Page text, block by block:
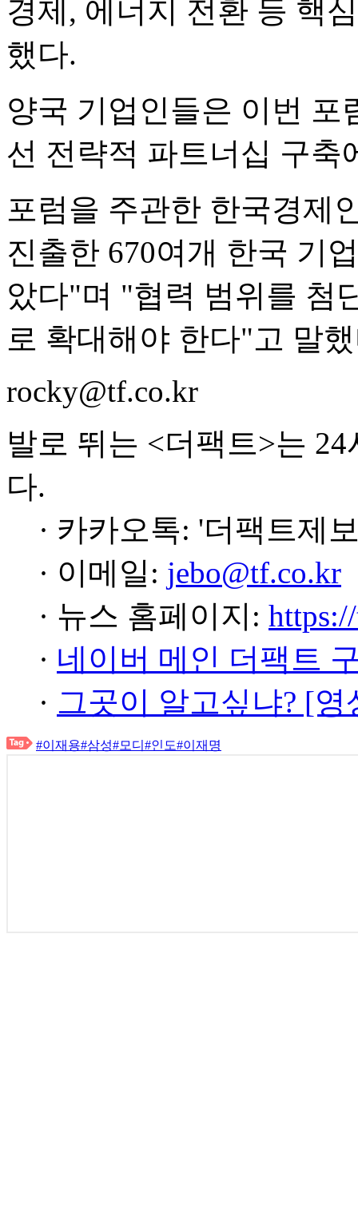
경제, 에너지 전환 등 핵
했다.
양국 기업인들은 이번 포
선 전략적 파트너십 구축
포럼을 주관한 한국경제
진출한 670여개 한국 기
았다"며 "협력 범위를 첨
로 확대해야 한다"고 말
rocky@tf.co.kr
발로 뛰는 <더팩트>는
다.
· 카카오톡: '더팩트제
· 이메일: jebo@tf.co.kr
· 뉴스 홈페이지:
· 네이버 메인 더팩트
· 그곳이 알고싶냐? [
#이재용#삼성#모디 #인도#이재명